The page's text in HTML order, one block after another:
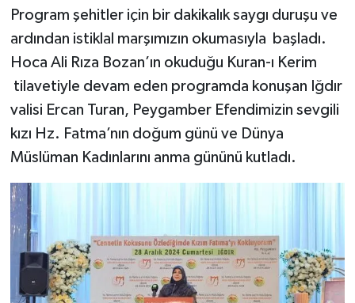
Program şehitler için bir dakikalık saygı duruşu ve
ardından istiklal marşımızın okumasıyla başladı.
Hoca Ali Rıza Bozan’ın okuduğu Kuran-ı Kerim
tilavetiyle devam eden programda konuşan Iğdır
valisi Ercan Turan, Peygamber Efendimizin sevgili
kızı Hz. Fatma’nın doğum günü ve Dünya
Müslüman Kadınlarını anma gününü kutladı.